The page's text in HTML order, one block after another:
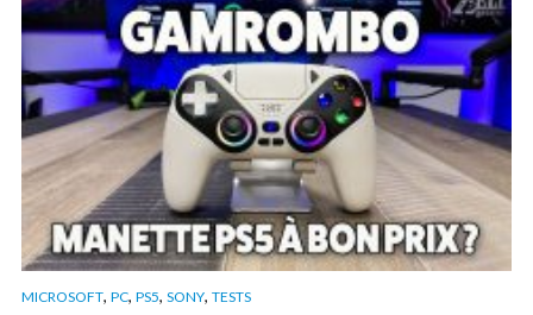
MICROSOFT, PC, PS5, SONY, TESTS